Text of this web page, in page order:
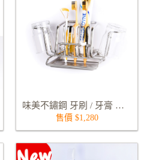
味美不鏽鋼 牙刷 / 牙膏 雙漱口杯架 - 桌上 壁掛 兩用 (不含 S 勾) 9135S01
售價 $1,280